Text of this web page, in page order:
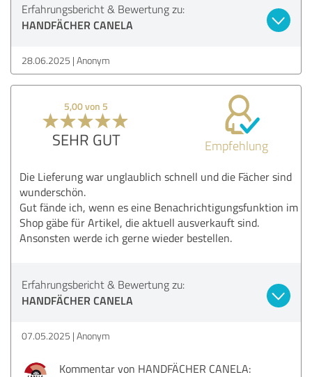
Erfahrungsbericht & Bewertung zu:
HANDFÄCHER CANELA
28.06.2025 Anonym
5,00 von 5
SEHR GUT Empfehlung
Die Lieferung war unglaublich schnell und die Fächer sind
wunderschön.
Gut fände ich, wenn es eine Benachrichtigungsfunktion im
Shop gäbe für Artikel, die aktuell ausverkauft sind.
Ansonsten werde ich gerne wieder bestellen.
Erfahrungsbericht & Bewertung zu:
HANDFÄCHER CANELA
07.05.2025 Anonym
Kommentar von HANDFÄCHER CANELA: